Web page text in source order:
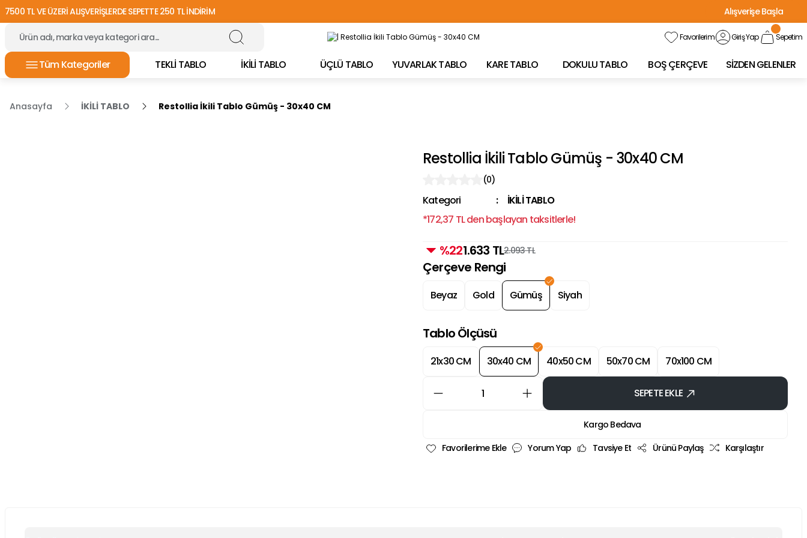
7500 TL VE ÜZERİ ALIŞVERİŞLERDE SEPETTE 250 TL İNDİRİM
Alışverişe Başla
TÜRKİYE'NİN HER YERİNE ÜCRETSİZ KARGO!
Favorilerim Giriş Yap Sepetim
Tüm Kategoriler TEKLİ TABLO İKİLİ TABLO ÜÇLÜ TABLO YUVARLAK TABLO KARE TABLO DOKULU TABLO BOŞ ÇERÇEVE SİZDEN GELENLER
Anasayfa İKİLİ TABLO Restollia İkili Tablo Gümüş - 30x40 CM
Restollia İkili Tablo Gümüş - 30x40 CM
(0)
Kategori
İKİLİ TABLO
*172,37 TL den başlayan taksitlerle!
%221.633 TL2.093 TL
Çerçeve Rengi
Beyaz Gold Gümüş Siyah
Tablo Ölçüsü
21x30 CM 30x40 CM 40x50 CM 50x70 CM 70x100 CM
SEPETE EKLE
Kargo Bedava
Yorum Yap
Tavsiye Et Ürünü Paylaş Karşılaştır